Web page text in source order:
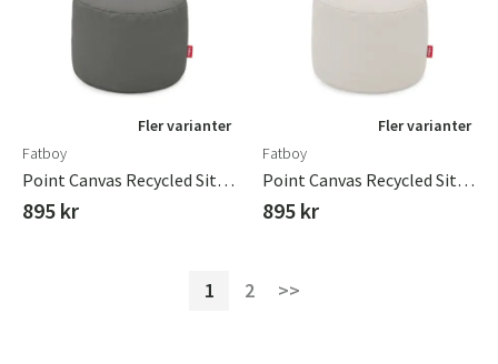
Fler varianter
Fatboy
Point Canvas Recycled Sittpuff Charcoal Grey
895 kr
Fler varianter
Fatboy
Point Canvas Recycled Sittpuff Cool Grey
895 kr
1 2 >>